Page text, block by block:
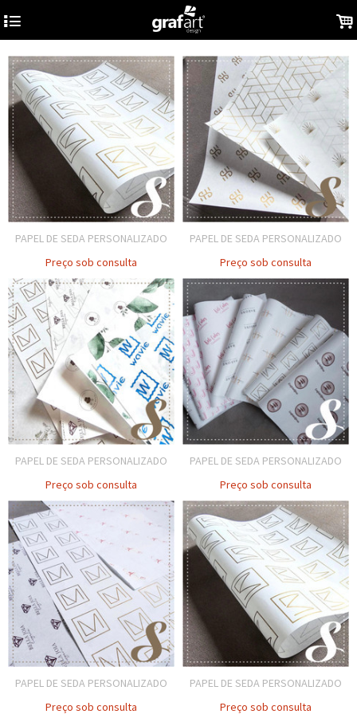
4 .
PAPEL DE SEDA PERSONALIZADO
Preço sob consulta
PAPEL DE SEDA PERSONALIZADO
Preço sob consulta
PAPEL DE SEDA PERSONALIZADO
Preço sob consulta
PAPEL DE SEDA PERSONALIZADO
Preço sob consulta
PAPEL DE SEDA PERSONALIZADO
Preço sob consulta
PAPEL DE SEDA PERSONALIZADO
Preço sob consulta